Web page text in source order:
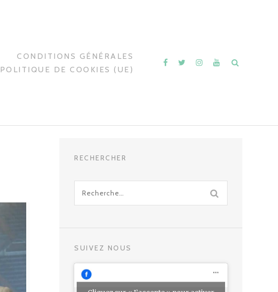
CONDITIONS GÉNÉRALES
POLITIQUE DE COOKIES (UE)
RECHERCHER
SUIVEZ NOUS